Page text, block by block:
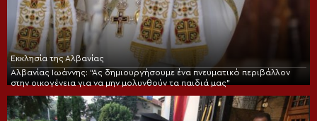
Εκκλησία της Αλβανίας
Αλβανίας Ιωάννης: “Ας δημιουργήσουμε ένα πνευματικό περιβάλλον
στην οικογένεια για να μην μολυνθούν τα παιδιά μας”